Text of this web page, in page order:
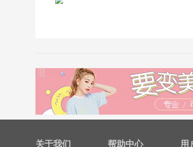
关于我们 帮助中心 用